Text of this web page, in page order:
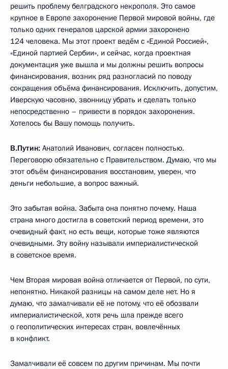
решить проблему белградского некрополя. Это самое
крупное в Европе захоронение Первой мировой войны, где
только одних генералов царской армии захоронено
124 человека. Мы этот проект ведём с «Единой Россией»,
«Единой партией Сербии», и сейчас, когда проектная
документация уже вышла и мы должны решить вопросы
финансирования, возник ряд разногласий по поводу
сокращения объёма финансирования. Исключить, допустим,
Иверскую часовню, звонницу убрать и сделать только
непосредственно – привести в порядок захоронения.
Хотелось бы Вашу помощь получить.
В.Путин: Анатолий Иванович, согласен полностью.
Переговорю обязательно с Правительством. Думаю, что мы
этот объём финансирования восстановим, уверен, что
деньги небольшие, а вопрос важный.
Это забытая война. Забыта она понятно почему. Наша
страна много достигла в советский период времени, это
очевидный факт, но есть вещи, которые тоже являются
очевидными. Эту войну называли империалистической
в советское время.
Чем Вторая мировая война отличается от Первой, по сути,
непонятно. Никакой разницы на самом деле нет. Но я
думаю, что замалчивали её не потому, что её обозвали
империалистической, хотя речь шла прежде всего
о геополитических интересах стран, вовлечённых
в конфликт.
Замалчивали её совсем по другим причинам. Мы почти